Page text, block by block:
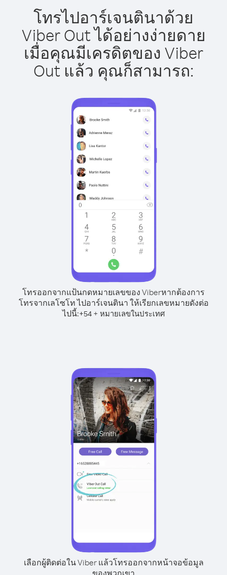
โทรไปอาร์เจนตินาด้วย
Viber Out ได้อย่างง่ายดาย
เมื่อคุณมีเครดิตของ Viber
Out แล้ว คุณก็สามารถ:
โทรออกจากแป้นกดหมายเลขของ Viberหากต้องการ
โทรจากเลโซโท ไปอาร์เจนตินา ให้เรียกเลขหมายดังต่อ
ไปนี้:+54+ หมายเลขในประเทศ
เลือกผู้ติดต่อใน Viber แล้วโทรออกจากหน้าจอข้อมูล
ของพวกเขา